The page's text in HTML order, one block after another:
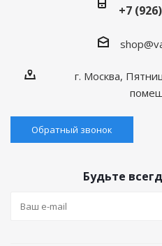
+7
г. Москва,
Обратный звонок
Будьте